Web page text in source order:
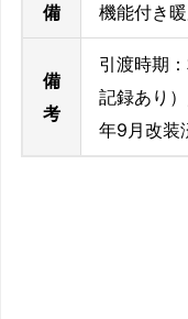
備
機能付き
備
考
引渡時期
記録あり
年9月改装